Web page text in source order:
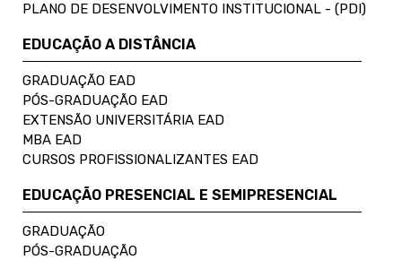
PLANO DE DESENVOLVIMENTO INSTITUCIONAL - (PDI)
EDUCAÇÃO A DISTÂNCIA
GRADUAÇÃO EAD
PÓS-GRADUAÇÃO EAD
EXTENSÃO UNIVERSITÁRIA EAD
MBA EAD
CURSOS PROFISSIONALIZANTES EAD
EDUCAÇÃO PRESENCIAL E SEMIPRESENCIAL
GRADUAÇÃO
PÓS-GRADUAÇÃO